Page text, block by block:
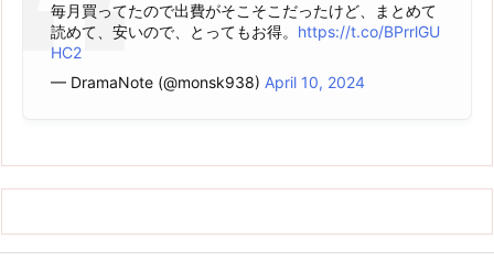
毎月買ってたので出費がそこそこだったけど、まとめて
読めて、安いので、とってもお得。 https://t.co/BPrrlGU
HC2
— DramaNote (@monsk938) April 10, 2024